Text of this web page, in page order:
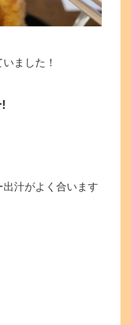
ました！
出汁がよく合います